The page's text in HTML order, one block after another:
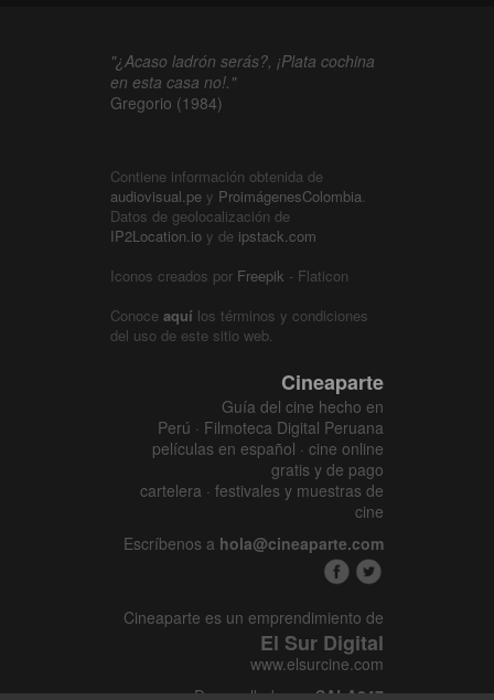
"¿Acaso ladrón serás?, ¡Plata cochina
en esta casa no!."
Gregorio (1984)
Contiene información obtenida de
audiovisual.pe y ProimágenesColombia.
Datos de geolocalización de
IP2Location.io y de ipstack.com
Iconos creados por Freepik - Flaticon
Conoce aquí los términos y condiciones
del uso de este sitio web.
Cineaparte
Guía del cine hecho en
Perú · Filmoteca Digital Peruana
películas en español · cine online
gratis y de pago
cartelera · festivales y muestras de
cine
Escríbenos a hola@cineaparte.com
Cineaparte es un emprendimiento de
El Sur Digital
www.elsurcine.com
Desarrollado porSALA247